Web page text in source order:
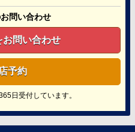
問い合わせ
お問い合わせ
予約
日受付しています。